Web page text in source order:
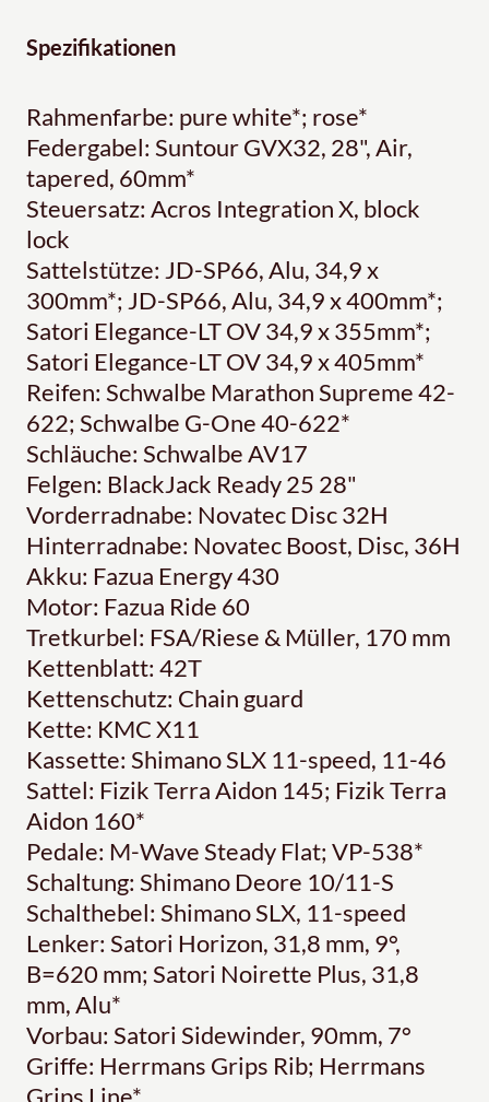
Spezifikationen
Rahmenfarbe: pure white*; rose*
Federgabel: Suntour GVX32, 28", Air,
tapered, 60mm*
Steuersatz: Acros Integration X, block
lock
Sattelstütze: JD-SP66, Alu, 34,9 x
300mm*; JD-SP66, Alu, 34,9 x 400mm*;
Satori Elegance-LT OV 34,9 x 355mm*;
Satori Elegance-LT OV 34,9 x 405mm*
Reifen: Schwalbe Marathon Supreme 42-
622; Schwalbe G-One 40-622*
Schläuche: Schwalbe AV17
Felgen: BlackJack Ready 25 28"
Vorderradnabe: Novatec Disc 32H
Hinterradnabe: Novatec Boost, Disc, 36H
Akku: Fazua Energy 430
Motor: Fazua Ride 60
Tretkurbel: FSA/Riese & Müller, 170 mm
Kettenblatt: 42T
Kettenschutz: Chain guard
Kette: KMC X11
Kassette: Shimano SLX 11-speed, 11-46
Sattel: Fizik Terra Aidon 145; Fizik Terra
Aidon 160*
Pedale: M-Wave Steady Flat; VP-538*
Schaltung: Shimano Deore 10/11-S
Schalthebel: Shimano SLX, 11-speed
Lenker: Satori Horizon, 31,8 mm, 9°,
B=620 mm; Satori Noirette Plus, 31,8
mm, Alu*
Vorbau: Satori Sidewinder, 90mm, 7°
Griffe: Herrmans Grips Rib; Herrmans
Grips Line*